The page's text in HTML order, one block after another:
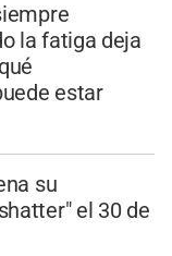
la fatiga deja
estar
su
el 30 de